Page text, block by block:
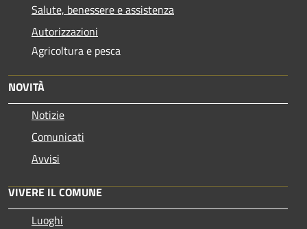
Salute, benessere e assistenza
Autorizzazioni
Agricoltura e pesca
NOVITÀ
Notizie
Comunicati
Avvisi
VIVERE IL COMUNE
Luoghi